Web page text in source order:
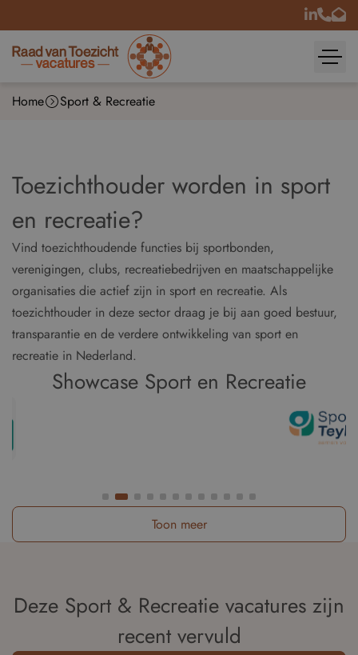
Home Sport & Recreatie
Toezichthouder worden in sport
en recreatie?
Vind toezichthoudende functies bij sportbonden,
verenigingen, clubs, recreatiebedrijven en maatschappelijke
organisaties die actief zijn in sport en recreatie. Als
toezichthouder in deze sector draag je bij aan goed bestuur,
transparantie en de verdere ontwikkeling van sport en
recreatie in Nederland.
Showcase Sport en Recreatie
Toon meer
Deze Sport & Recreatie vacatures zijn
recent vervuld